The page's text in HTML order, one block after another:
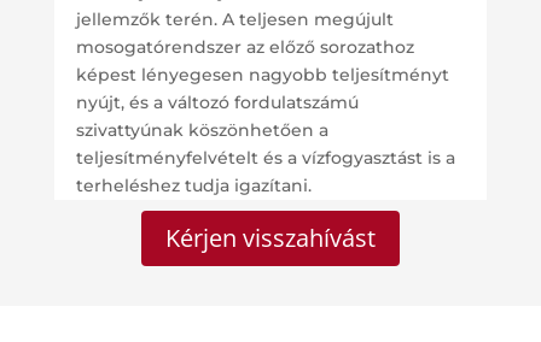
jellemzők terén. A teljesen megújult
mosogatórendszer az előző sorozathoz
képest lényegesen nagyobb teljesítményt
nyújt, és a változó fordulatszámú
szivattyúnak köszönhetően a
teljesítményfelvételt és a vízfogyasztást is a
terheléshez tudja igazítani.
Kérjen visszahívást